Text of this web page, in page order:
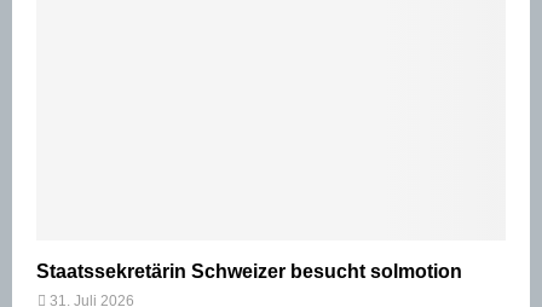
Staatssekretärin Schweizer besucht solmotion
31. Juli 2026